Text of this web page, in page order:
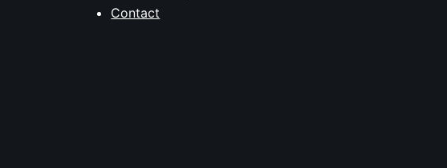
Contact